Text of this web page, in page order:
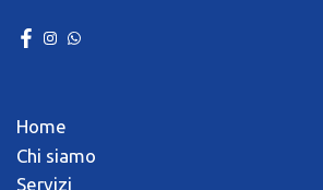
Home
Chi siamo
Servizi